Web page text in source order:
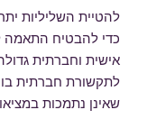
להטיית השליליות
כדי להבטיח התאמה
אישית וחברתית
לתקשורת חברתית
שאינן נתמכות